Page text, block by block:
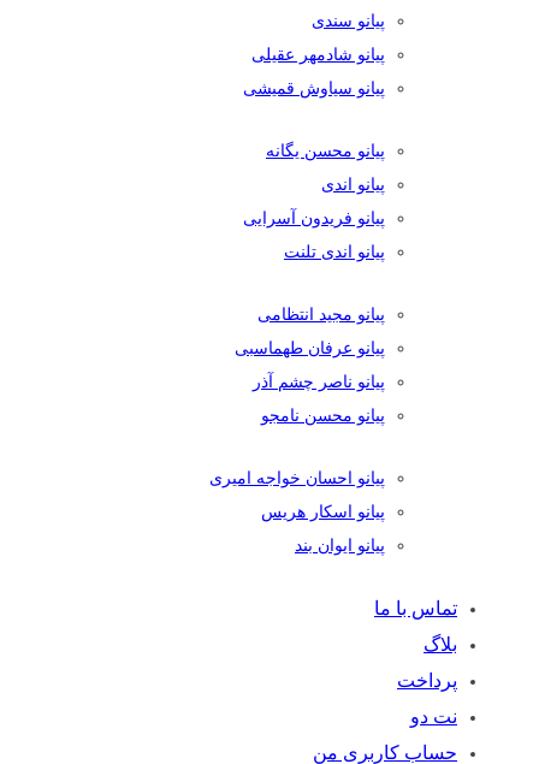
پیانو سندی
پیانو شادمهر عقیلی
پیانو سیاوش قمیشی
پیانو محسن یگانه
پیانو اندی
پیانو فریدون آسرایی
پیانو اندی تلنت
پیانو مجید انتظامی
پیانو عرفان طهماسبی
پیانو ناصر چشم آذر
پیانو محسن نامجو
پیانو احسان خواجه امیری
پیانو اسکار هریس
پیانو ایوان بند
تماس با ما
بلاگ
پرداخت
نت دو
حساب کاربری من